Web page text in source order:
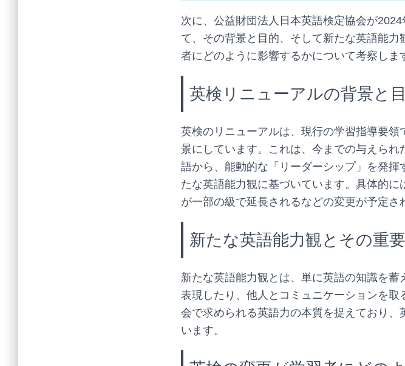
次に、公益財団法人日本英語検定協会が
て、その背景と目的、そして新たな英語能
者にどのように影響するかについて考察しま
英検リニューアルの背景と
英検のリニューアルは、現行の学習指導要
景にしています。これは、今までの与えら
語から、能動的な「リーダーシップ」を発
たな英語能力観に基づいています。具体的
が一部の級で延長されるなどの変更が予定さ
新たな英語能力観とその重
新たな英語能力観とは、単に英語の知識を
表現したり、他人とコミュニケーションを
会で求められる英語力の本質を捉えており
います。